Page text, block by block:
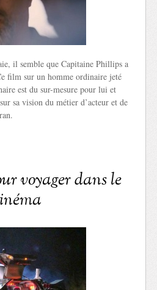
il semble que Capitaine Phillips a
film sur un homme ordinaire jeté
est du sur-mesure pour lui et
sa vision du métier d’acteur et de
voyager dans le